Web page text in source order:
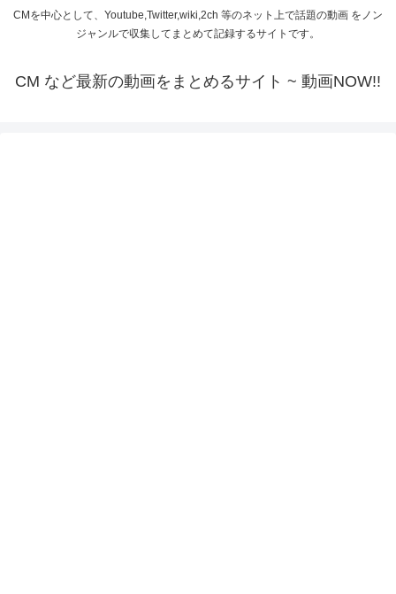
CMを中心として、Youtube,Twitter,wiki,2ch 等のネット上で話題の動画 をノン
ジャンルで収集してまとめて記録するサイトです。
CM など最新の動画をまとめるサイト ~ 動画NOW!!